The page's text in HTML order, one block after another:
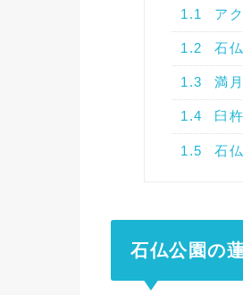
1.1 ア
1.2 石
1.3 満
1.4 臼
1.5 石
石仏公園の